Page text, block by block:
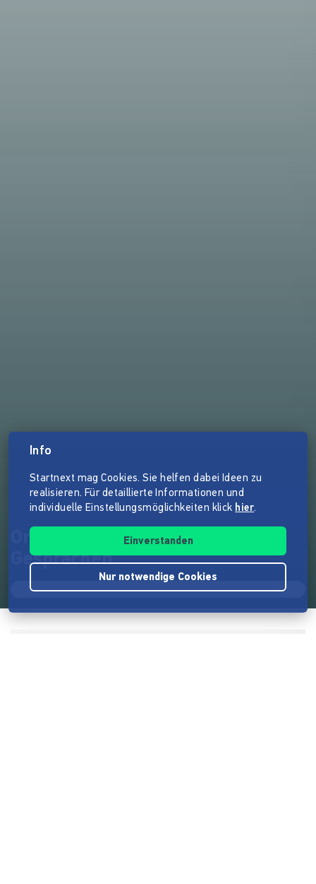
Oma Heidi – Kochbiografie in
Gesprächen
Info
Startnext mag Cookies. Sie helfen dabei Ideen zu
realisieren. Für detaillierte Informationen und
individuelle Einstellungsmöglichkeiten klick hier.
Einverstanden
Nur notwendige Cookies